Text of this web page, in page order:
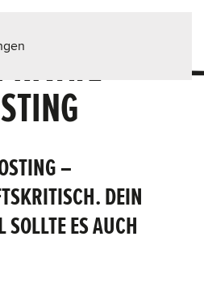
–
DEIN
ES AUCH